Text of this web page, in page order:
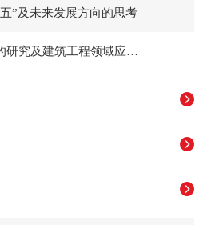
”及未来发展方向的思考
利用工业固废制备陶粒的研究及建筑工程领域应用现状